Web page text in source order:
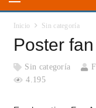
Inicio Sin categoría
Poster
Sin categoría
4.195